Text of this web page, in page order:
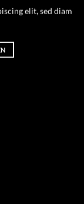
elit, sed diam